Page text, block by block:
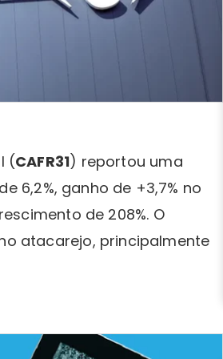
(CAFR31) reportou uma
6,2%, ganho de +3,7% no
de 208%. O
atacarejo, principalmente